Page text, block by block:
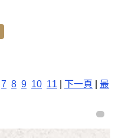
7 8 9 10 11 下一頁
最